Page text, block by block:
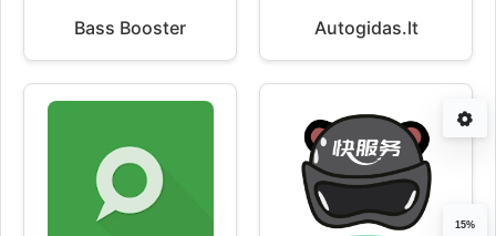
Bass Booster Autogidas.lt
15%